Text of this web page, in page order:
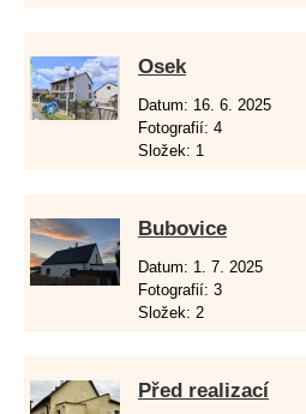
Osek
Datum: 16. 6. 2025
Fotografií: 4
Složek: 1
Bubovice
Datum: 1. 7. 2025
Fotografií: 3
Složek: 2
Před realizací